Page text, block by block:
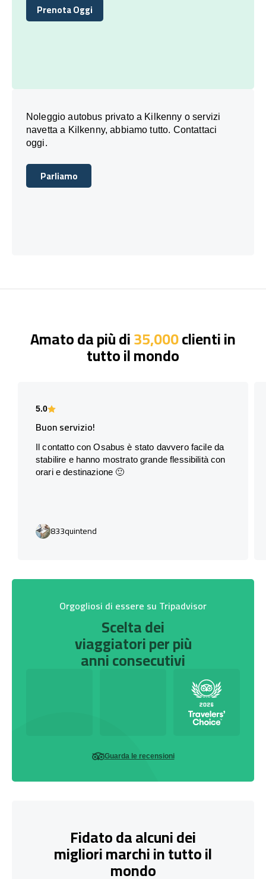
Prenota Oggi
Prenota Oggi
Noleggio autobus privato a Kilkenny o servizi
navetta a Kilkenny, abbiamo tutto. Contattaci
oggi.
Parliamo
Parliamo
Amato da più di35,000clienti in
tutto il mondo
5.0
Buon servizio!
Il contatto con Osabus è stato davvero facile da
stabilire e hanno mostrato grande flessibilità con
orari e destinazione 🙂
833quintend
Orgogliosi di essere su Tripadvisor
Scelta dei
viaggiatori per più
anni consecutivi
Guarda le recensioni
Fidato da alcuni dei
migliori marchi in tutto il
mondo